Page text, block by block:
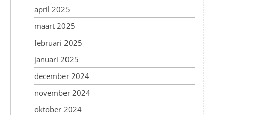
april 2025
maart 2025
februari 2025
januari 2025
december 2024
november 2024
oktober 2024